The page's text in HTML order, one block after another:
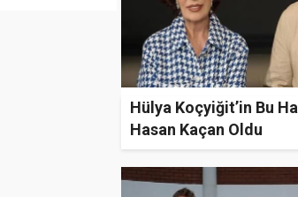
Hülya Koçyiğit’in Bu
Hasan Kaçan Oldu